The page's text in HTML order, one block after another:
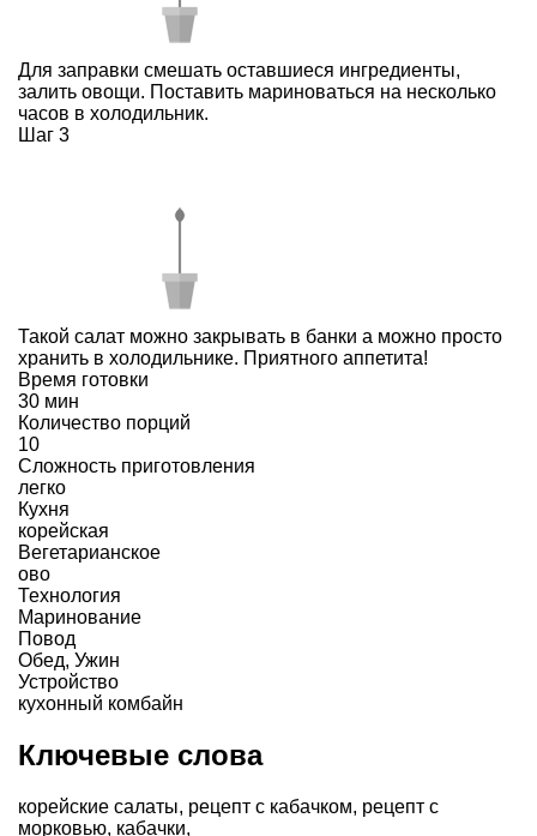
Для заправки смешать оставшиеся ингредиенты,
залить овощи. Поставить мариноваться на несколько
часов в холодильник.
Шаг 3
Такой салат можно закрывать в банки а можно просто
хранить в холодильнике. Приятного аппетита!
Время готовки
30 мин
Количество порций
10
Сложность приготовления
легко
Кухня
корейская
Вегетарианское
ово
Технология
Маринование
Повод
Обед, Ужин
Устройство
кухонный комбайн
Ключевые слова
корейские салаты, рецепт с кабачком, рецепт с
морковью, кабачки,